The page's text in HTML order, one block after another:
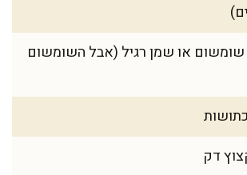
שומשום או שמן רגיל (אבל השומשום